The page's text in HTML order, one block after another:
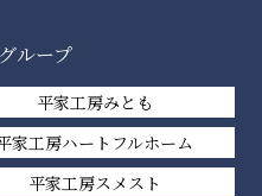
ループ
平家工房みとも
家工房ハートフルホーム
平家工房スメスト